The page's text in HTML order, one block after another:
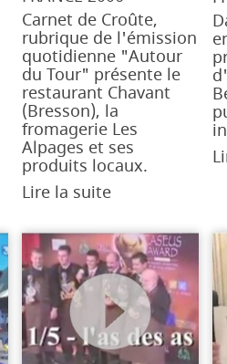
Carnet de Croûte,
rubrique de l'émission
quotidienne "Autour
du Tour" présente le
restaurant Chavant
(Bresson), la
fromagerie Les
Alpages et ses
produits locaux.
Lire la suite